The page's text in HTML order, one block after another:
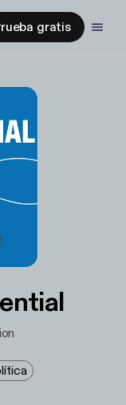
gratis